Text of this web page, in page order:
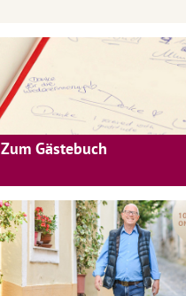
Zum Gästebuch